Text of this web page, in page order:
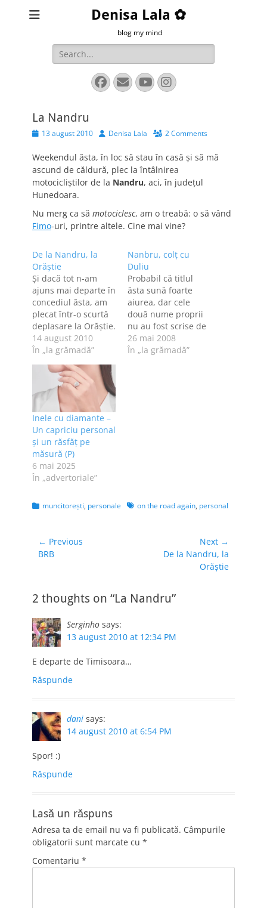
Denisa Lala ✿
blog my mind
Search
for:
Facebook
EmailYouTube
Instagram
La Nandru
Posted13 august 2010 AuthorDenisa Lala 2 Comments
Weekendul ăsta, în loc să stau în casă și să mă
ascund de căldură, plec la întâlnirea
motocicliștilor de la Nandru, aci, în județul
Hunedoara.
Nu merg ca să motociclesc, am o treabă: o să vând
Fimo-uri, printre altele. Cine mai vine?
De la Nandru, la
Orăştie
Şi dacă tot n-am
ajuns mai departe în
concediul ăsta, am
plecat într-o scurtă
deplasare la Orăştie.
La Nandru e mult
prea cald, iar o zi
fără duş m-a făcut
să vreau să mă
întorc acasă. [Serios,
Vuvu! >:)] Da, şi aici
este la fel de cald ca
peste tot.…
14 august 2010
În „la grămadă”
Nanbru, colţ cu
Duliu
Probabil că titlul
ăsta sună foarte
aiurea, dar cele
două nume proprii
nu au fost scrise de
mine aşa, ci tocmai
de oamenii care fac
26 mai 2008
În „la grămadă”
Inele cu diamante –
Un capriciu personal
și un răsfăț pe
măsură (P)
6 mai 2025
În „advertoriale”
Categories
muncitoreşti, personale Tagson the road again, personal
Navigare
în
← Previous
Previous
BRB
Next →
De la Nandru, la
Orăştie
2 thoughts on “La Nandru”
Serginho says:
13 august 2010 at 12:34 PM
E departe de Timisoara…
Răspunde
dani says:
14 august 2010 at 6:54 PM
Spor! :)
Răspunde
Lasă un răspuns
Adresa ta de email nu va fi publicată. Câmpurile
obligatorii sunt marcate cu *
Comentariu *